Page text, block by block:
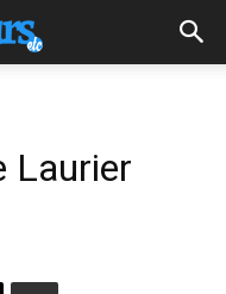
Laurier